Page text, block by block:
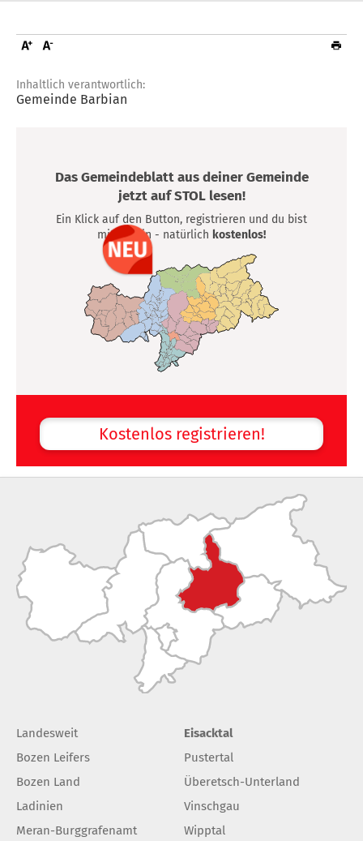
Inhaltlich verantwortlich:
Gemeinde Barbian
Das Gemeindeblatt aus deiner Gemeinde
jetzt auf STOL lesen!
Ein Klick auf den Button, registrieren und du bist
mittendrin - natürlich kostenlos!
Kostenlos registrieren!
Landesweit
Bozen Leifers
Bozen Land
Ladinien
Meran-Burggrafenamt
Eisacktal
Pustertal
Überetsch-Unterland
Vinschgau
Wipptal